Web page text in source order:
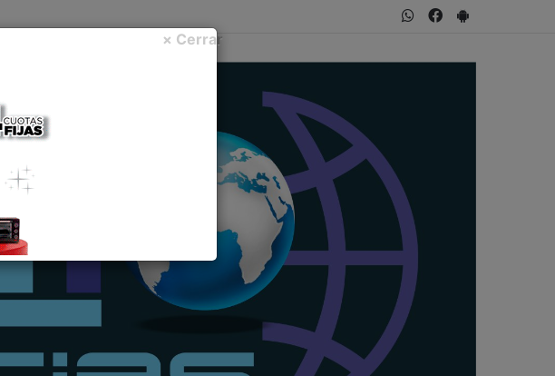
PlayStore
Facebook
WhatsApp
× Cerrar